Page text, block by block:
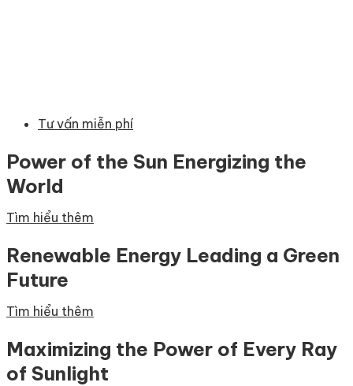
Tư vấn miễn phí
Power of the Sun Energizing the
World
Tìm hiểu thêm
Renewable Energy Leading a Green
Future
Tìm hiểu thêm
Maximizing the Power of Every Ray
of Sunlight